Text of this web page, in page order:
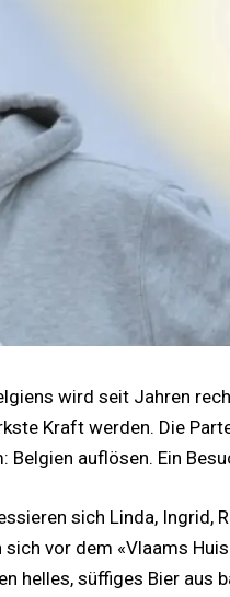
wird seit Jahren
Kraft werden. Die
Belgien auflösen. Ein
sich Linda, Ingrid,
vor dem «Vlaams
helles, süffiges Bier aus